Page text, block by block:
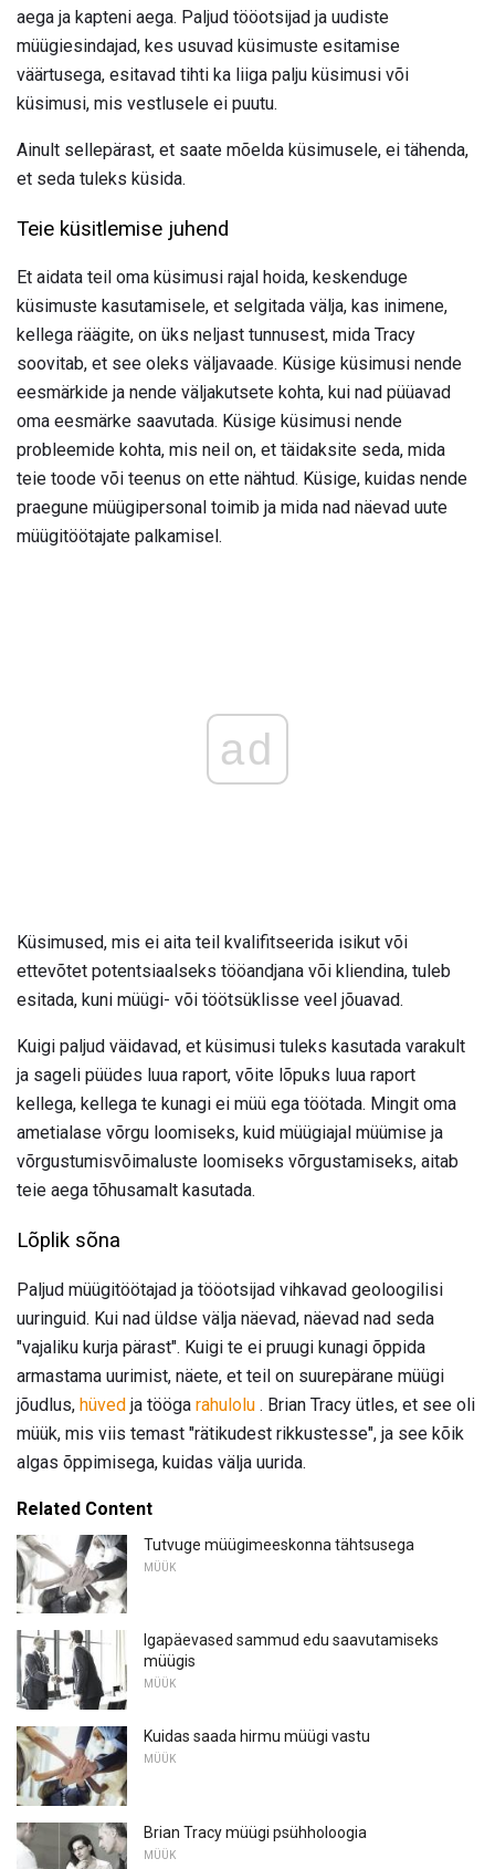
aega ja kapteni aega. Paljud tööotsijad ja uudiste
müügiesindajad, kes usuvad küsimuste esitamise
väärtusega, esitavad tihti ka liiga palju küsimusi või
küsimusi, mis vestlusele ei puutu.
Ainult sellepärast, et saate mõelda küsimusele, ei tähenda,
et seda tuleks küsida.
Teie küsitlemise juhend
Et aidata teil oma küsimusi rajal hoida, keskenduge
küsimuste kasutamisele, et selgitada välja, kas inimene,
kellega räägite, on üks neljast tunnusest, mida Tracy
soovitab, et see oleks väljavaade. Küsige küsimusi nende
eesmärkide ja nende väljakutsete kohta, kui nad püüavad
oma eesmärke saavutada. Küsige küsimusi nende
probleemide kohta, mis neil on, et täidaksite seda, mida
teie toode või teenus on ette nähtud. Küsige, kuidas nende
praegune müügipersonal toimib ja mida nad näevad uute
müügitöötajate palkamisel.
ad
Küsimused, mis ei aita teil kvalifitseerida isikut või
ettevõtet potentsiaalseks tööandjana või kliendina, tuleb
esitada, kuni müügi- või töötsüklisse veel jõuavad.
Kuigi paljud väidavad, et küsimusi tuleks kasutada varakult
ja sageli püüdes luua raport, võite lõpuks luua raport
kellega, kellega te kunagi ei müü ega töötada. Mingit oma
ametialase võrgu loomiseks, kuid müügiajal müümise ja
võrgustumisvõimaluste loomiseks võrgustamiseks, aitab
teie aega tõhusamalt kasutada.
Lõplik sõna
Paljud müügitöötajad ja tööotsijad vihkavad geoloogilisi
uuringuid. Kui nad üldse välja näevad, näevad nad seda
"vajaliku kurja pärast". Kuigi te ei pruugi kunagi õppida
armastama uurimist, näete, et teil on suurepärane müügi
jõudlus, hüved ja tööga rahulolu . Brian Tracy ütles, et see oli
müük, mis viis temast "rätikudest rikkustesse", ja see kõik
algas õppimisega, kuidas välja uurida.
Related Content
Tutvuge müügimeeskonna tähtsusega
MÜÜK
Igapäevased sammud edu saavutamiseks
müügis
MÜÜK
Kuidas saada hirmu müügi vastu
MÜÜK
Brian Tracy müügi psühholoogia
MÜÜK